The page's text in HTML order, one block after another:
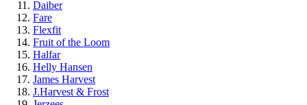
Daiber
Fare
Flexfit
Fruit of the Loom
Halfar
Helly Hansen
James Harvest
J.Harvest & Frost